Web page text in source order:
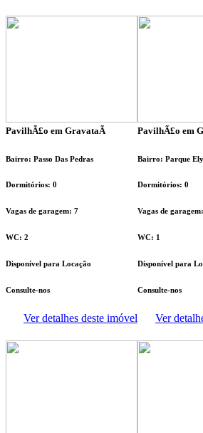
PavilhÃ£o em GravataÃ­
Bairro: Passo Das Pedras
Dormitórios: 0
Vagas de garagem: 7
WC: 2
Disponível para Locação
Consulte-nos
Ver detalhes deste imóvel
PavilhÃ£o em
Bairro: Parque Ely
Dormitórios: 0
Vagas de
WC: 1
Disponível para
Consulte-nos
Ver